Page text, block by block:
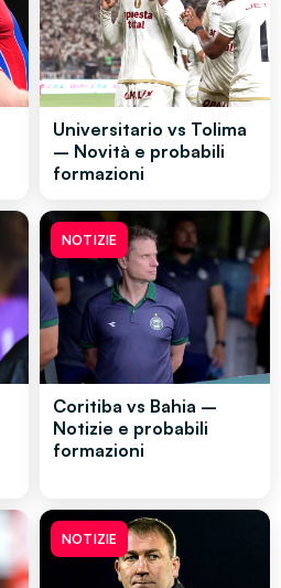
Universitario vs Tolima
– Novità e probabili
formazioni
NOTIZIE
Coritiba vs Bahia –
Notizie e probabili
formazioni
NOTIZIE